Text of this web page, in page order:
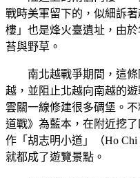
戰時美軍留下的，似細訴
樓」也是烽火臺遺址，由
苔與野草。
南北越戰爭期間，這
越，並阻止北越向南越的
雲關一線修建很多碉堡。
道戰》為藍本，在附近挖
作「胡志明小道」（Ho
就都成了遊覽景點。